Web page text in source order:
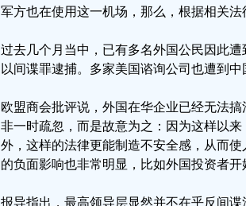
军方也在使用这一机场，那么，根据相关法
过去几个月当中，已有多名外国公民因此
以间谍罪逮捕。多家美国谘询公司也遭到
欧盟商会批评说，外国在华企业已经无法
非一时疏忽，而是故意为之：因为这样以
外，这样的法律更能制造不安全感，从而
的负面影响也非常明显，比如外国投资者开
报导指出，最高领导层显然并不在乎反间